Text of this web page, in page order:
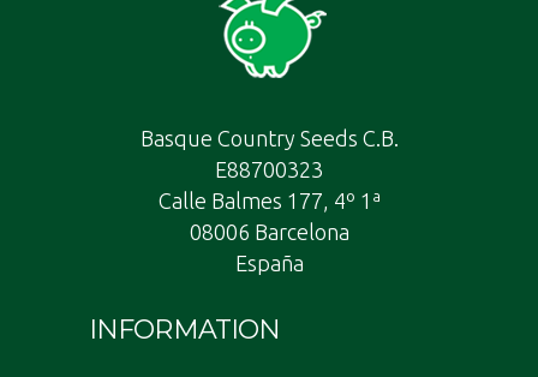
Basque Country Seeds C.B.
E88700323
Calle Balmes 177, 4º 1ª
08006 Barcelona
España
INFORMATION